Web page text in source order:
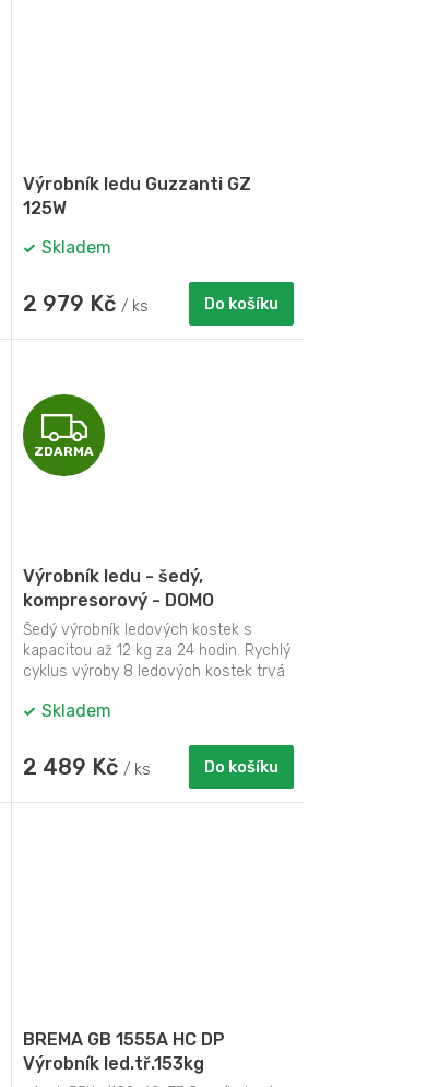
Výrobník ledu Guzzanti GZ
125W
Skladem
2 979 Kč / ks Do košíku
Z
D
R
M
A
ZDARMA
Výrobník ledu - šedý,
kompresorový - DOMO
DO1132IB, 12 kg/24 h, nádržka 1
l, příprava 6-8 minut, 2
velikosti oválný led
Šedý výrobník ledových kostek s
kapacitou až 12 kg za 24 hodin. Rychlý
cyklus výroby 8 ledových kostek trvá
Skladem
2 489 Kč / ks Do košíku
BREMA GB 1555A HC DP
Výrobník led.tř.153kg